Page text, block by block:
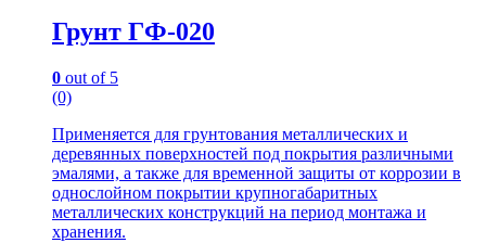
Грунт ГФ-020
0 out of 5
(0)
Применяется для грунтования металлических и
деревянных поверхностей под покрытия различными
эмалями, а также для временной защиты от коррозии в
однослойном покрытии крупногабаритных
металлических конструкций на период монтажа и
хранения.